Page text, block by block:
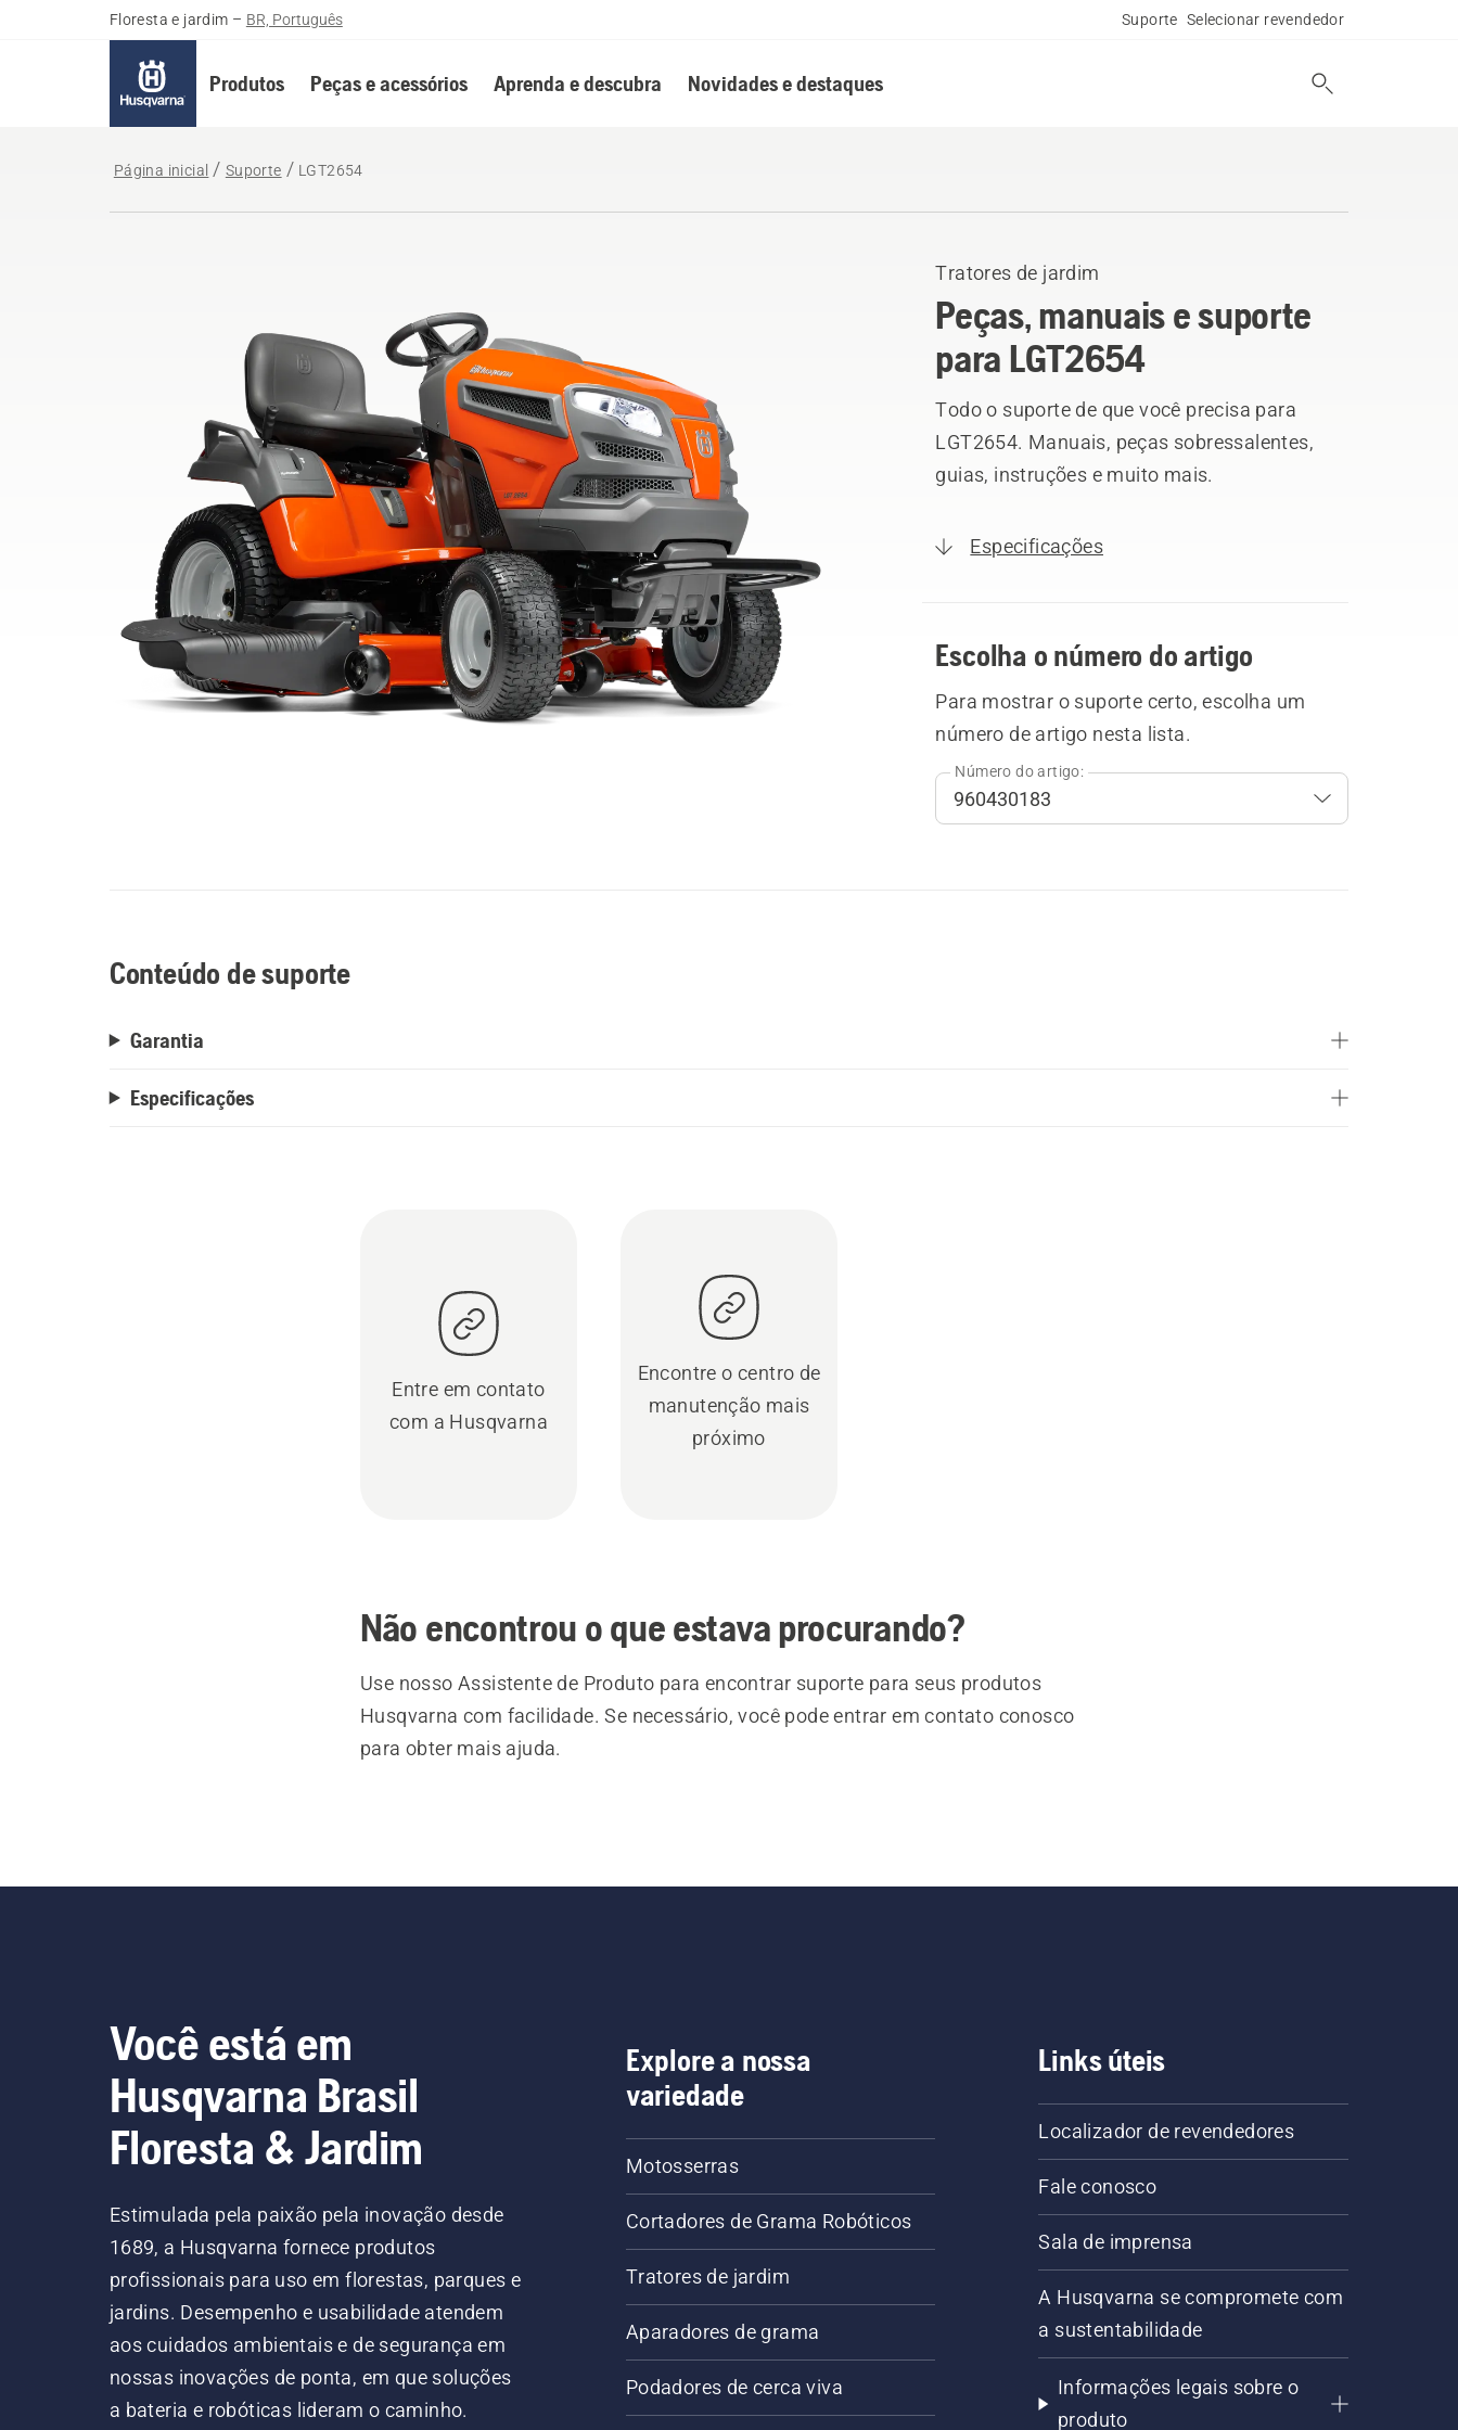
Floresta e jardim – BR, Português Suporte Selecionar revendedor
Produtos Peças e acessórios Aprenda e descubra Novidades e destaques
Página inicial Suporte LGT2654
Tratores de jardim
Peças, manuais e suporte
para LGT2654
Todo o suporte de que você precisa para
LGT2654. Manuais, peças sobressalentes,
guias, instruções e muito mais.
Especificações
Escolha o número do artigo
Para mostrar o suporte certo, escolha um
número de artigo nesta lista.
Número do artigo:
Conteúdo de suporte
Garantia
Especificações
Entre em contato
com a Husqvarna
Encontre o centro de
manutenção mais
próximo
Não encontrou o que estava procurando?
Use nosso Assistente de Produto para encontrar suporte para seus produtos
Husqvarna com facilidade. Se necessário, você pode entrar em contato conosco
para obter mais ajuda.
Você está em
Husqvarna Brasil
Floresta & Jardim
Estimulada pela paixão pela inovação desde
1689, a Husqvarna fornece produtos
profissionais para uso em florestas, parques e
jardins. Desempenho e usabilidade atendem
aos cuidados ambientais e de segurança em
nossas inovações de ponta, em que soluções
a bateria e robóticas lideram o caminho.
Explore a nossa
variedade
Motosserras
Cortadores de Grama Robóticos
Tratores de jardim
Aparadores de grama
Podadores de cerca viva
Links úteis
Localizador de revendedores
Fale conosco
Sala de imprensa
A Husqvarna se compromete com
a sustentabilidade
Informações legais sobre o
produto